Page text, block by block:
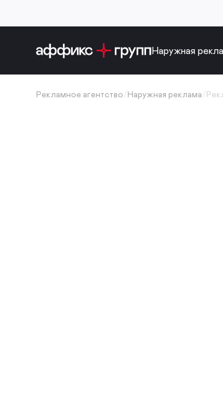
Наружная
Рекламное агентство Наружная реклама